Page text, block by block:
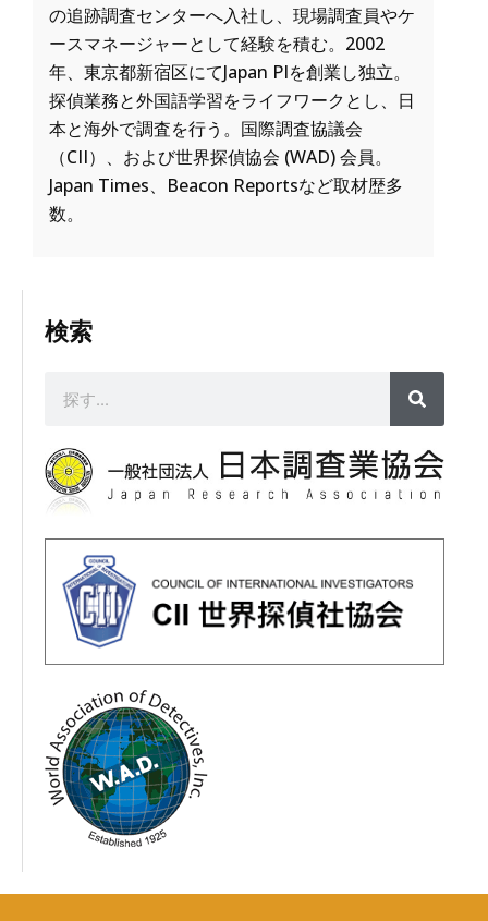
の追跡調査センターへ入社し、現場調査員やケ
ースマネージャーとして経験を積む。2002
年、東京都新宿区にてJapan PIを創業し独立。
探偵業務と外国語学習をライフワークとし、日
本と海外で調査を行う。国際調査協議会
（CII）、および世界探偵協会 (WAD) 会員。
Japan Times、Beacon Reportsなど取材歴多
数。
検索